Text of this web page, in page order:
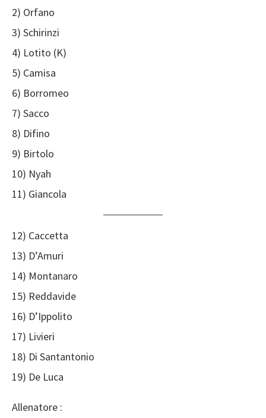
2) Orfano
3) Schirinzi
4) Lotito (K)
5) Camisa
6) Borromeo
7) Sacco
8) Difino
9) Birtolo
10) Nyah
11) Giancola
12) Caccetta
13) D’Amuri
14) Montanaro
15) Reddavide
16) D’Ippolito
17) Livieri
18) Di Santantonio
19) De Luca
Allenatore :